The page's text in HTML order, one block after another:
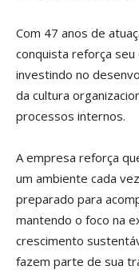
Com 47 anos de
conquista reforça
investindo no
da cultura
processos internos.
A empresa reforça
um ambiente cada
preparado para
mantendo o foco na
crescimento
fazem parte de sua